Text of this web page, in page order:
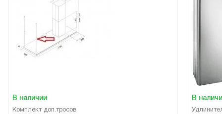
В наличии
Комплект доп.тросов
В